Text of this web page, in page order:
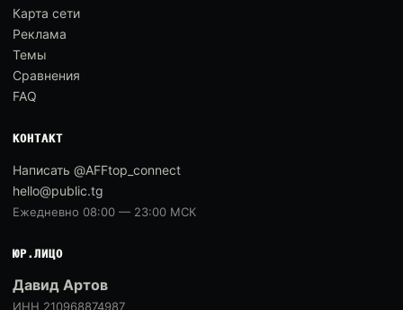
Карта сети
Реклама
Темы
Сравнения
FAQ
КОНТАКТ
Написать @AFFtop_connect
hello@public.tg
Ежедневно 08:00 — 23:00 МСК
ЮР.ЛИЦО
Давид Артов
ИНН 210968874987